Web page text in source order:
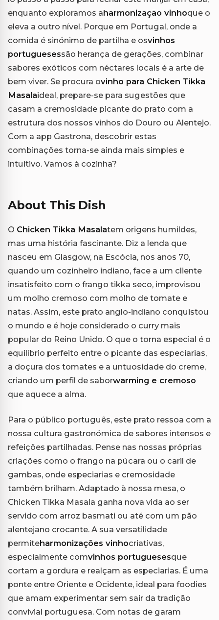
enquanto exploramos aharmonização vinhoque o
eleva a outro nível. Porque em Portugal, onde a
comida é sinónimo de partilha e osvinhos
portuguesessão herança de gerações, combinar
sabores exóticos com néctares locais é a arte de
bem viver. Se procura ovinho para Chicken Tikka
Masalaideal, prepare-se para sugestões que
casam a cremosidade picante do prato com a
estrutura dos nossos vinhos do Douro ou Alentejo.
Com a app Gastrona, descobrir estas
combinações torna-se ainda mais simples e
intuitivo. Vamos à cozinha?
About This Dish
O Chicken Tikka Masalatem origens humildes,
mas uma história fascinante. Diz a lenda que
nasceu em Glasgow, na Escócia, nos anos 70,
quando um cozinheiro indiano, face a um cliente
insatisfeito com o frango tikka seco, improvisou
um molho cremoso com molho de tomate e
natas. Assim, este prato anglo-indiano conquistou
o mundo e é hoje considerado o curry mais
popular do Reino Unido. O que o torna especial é o
equilíbrio perfeito entre o picante das especiarias,
a doçura dos tomates e a untuosidade do creme,
criando um perfil de saborwarming e cremoso
que aquece a alma.
Para o público português, este prato ressoa com a
nossa cultura gastronómica de sabores intensos e
refeições partilhadas. Pense nas nossas próprias
criações como o frango na púcara ou o caril de
gambas, onde especiarias e cremosidade
também brilham. Adaptado à nossa mesa, o
Chicken Tikka Masala ganha nova vida ao ser
servido com arroz basmati ou até com um pão
alentejano crocante. A sua versatilidade
permiteharmonizações vinhocriativas,
especialmente comvinhos portuguesesque
cortam a gordura e realçam as especiarias. É uma
ponte entre Oriente e Ocidente, ideal para foodies
que amam experimentar sem sair da tradição
convivial portuguesa. Com notas de garam